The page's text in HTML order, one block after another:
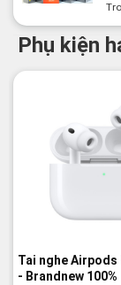
Phụ kiện
Tai nghe Airpods
- Brandnew 100%